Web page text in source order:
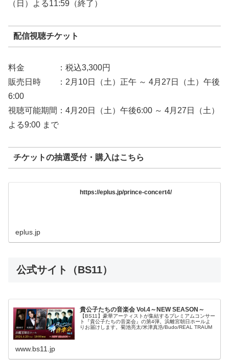
（日）よる11:59（終了）
配信視聴チケット
料金 ：税込3,300円
販売日時 ：2月10日（土）正午 ～ 4月27日（土）午後
6:00
視聴可能期間：4月20日（土）午後6:00 ～ 4月27日（土）
よる9:00 まで
チケットの抽選受付・購入はこちら
https://eplus.jp/prince-concert4/
eplus.jp
公式サイト（BS11）
貴公子たちの音楽会 Vol.4～NEW SEASON～
【BS11】豪華アーティストが集結するプレミアムコンサー
ト『貴公子たちの音楽会』の第4弾。浜離宮朝日ホールよ
りお届けします。菊池亮太/米津真浩/Budo/REAL TRAUM
www.bs11.jp